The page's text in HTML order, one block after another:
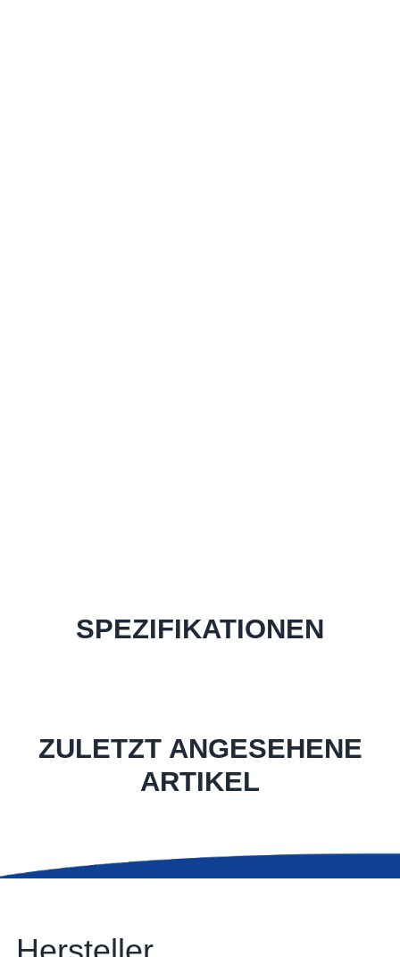
SPEZIFIKATIONEN
ZULETZT ANGESEHENE
ARTIKEL